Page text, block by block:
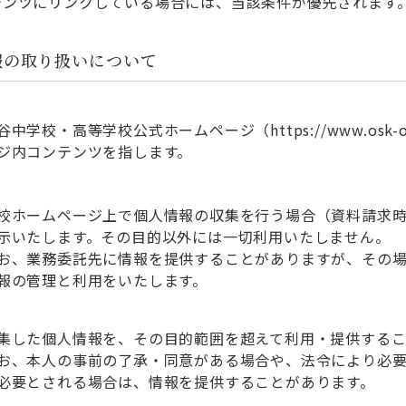
取り扱いについて
中学校・高等学校公式ホームページ（https://
内コンテンツを指します。
ホームページ上で個人情報の収集を行う場合（資料請求
いたします。その目的以外には一切利用いたしません。
、業務委託先に情報を提供することがありますが、その
の管理と利用をいたします。
した個人情報を、その目的範囲を超えて利用・提供する
、本人の事前の了承・同意がある場合や、法令により必
要とされる場合は、情報を提供することがあります。